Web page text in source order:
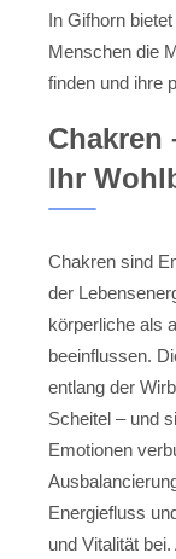
In Gifhorn
Menschen die
finden und ihre
Chakren
Ihr
Chakren sind
der
körperliche als
beeinflussen.
entlang der
Scheitel – und
Emotionen
Energiefluss
und Vitalität